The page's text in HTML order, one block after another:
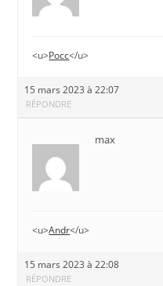
<u>Росс</u>
15 mars 2023 à 22:07
RÉPONDRE
max
<u>Andr</u>
15 mars 2023 à 22:08
RÉPONDRE